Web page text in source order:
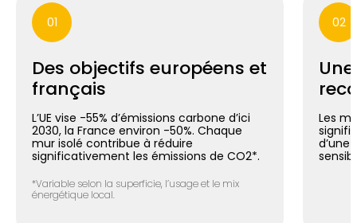
01
Des objectifs européens et
français
L’UE vise -55% d’émissions carbone d’ici
2030, la France environ -50%. Chaque
mur isolé contribue à réduire
significativement les émissions de CO2*.
*Variable selon la superficie, l’usage et le mix
énergétique local.
02
Les
d’une